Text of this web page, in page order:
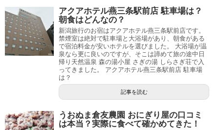
アクアホテル燕三条駅前店 駐車場は？
朝食はどんなの？
新潟旅行のお宿はアクアホテル燕三条駅前店です。
禁煙室は絶対で駐車場と大浴場があり、朝食がある
で宿泊料金が安いホテルを選びました。 大浴場が温
泉なら更に良いのですが、そこは諦めて旅の途中日
帰り天然温泉 森の湯小屋 さぎの湯 しらさぎ荘で入
ってきました。 アクアホテル燕三条駅前店 駐車場
は？
記事を読む
うおぬま倉友農園 おにぎり屋の口コミ
は本当？実際に食べて確かめてきた！